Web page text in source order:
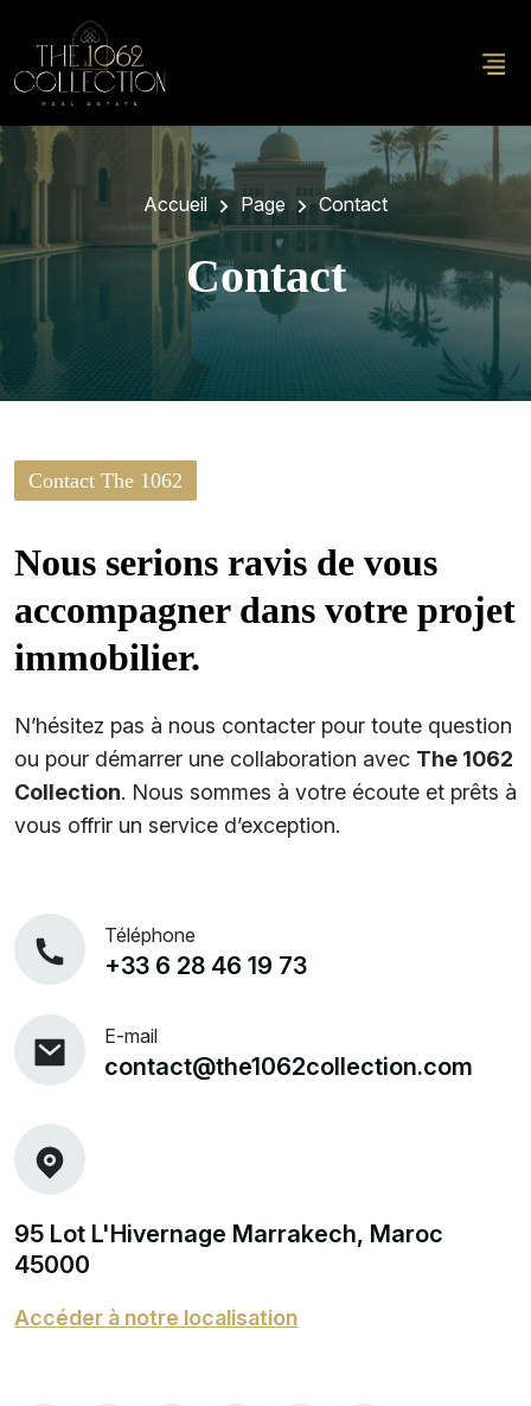
Accueil Page Contact
Contact
Contact The 1062
Nous serions ravis de vous
accompagner dans votre projet
immobilier.
N’hésitez pas à nous contacter pour toute question
ou pour démarrer une collaboration avec The 1062
Collection. Nous sommes à votre écoute et prêts à
vous offrir un service d’exception.
Téléphone
+33 6 28 46 19 73
E-mail
contact@the1062collection.com
95 Lot L'Hivernage Marrakech, Maroc
45000
Accéder à notre localisation